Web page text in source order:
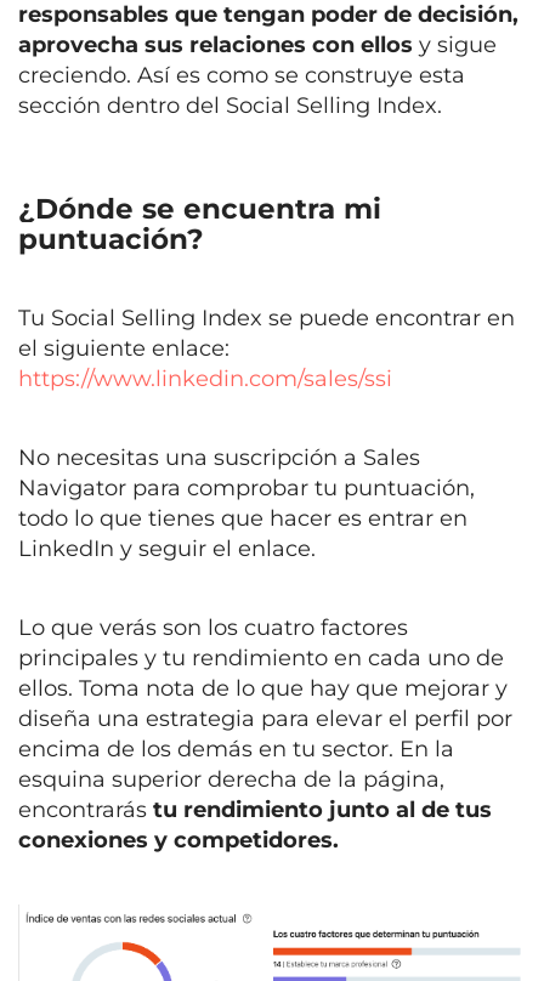
responsables que tengan poder de decisión,
aprovecha sus relaciones con ellos y sigue
creciendo. Así es como se construye esta
sección dentro del Social Selling Index.
¿Dónde se encuentra mi
puntuación?
Tu Social Selling Index se puede encontrar en
el siguiente enlace:
https://www.linkedin.com/sales/ssi
No necesitas una suscripción a Sales
Navigator para comprobar tu puntuación,
todo lo que tienes que hacer es entrar en
LinkedIn y seguir el enlace.
Lo que verás son los cuatro factores
principales y tu rendimiento en cada uno de
ellos. Toma nota de lo que hay que mejorar y
diseña una estrategia para elevar el perfil por
encima de los demás en tu sector. En la
esquina superior derecha de la página,
encontrarás tu rendimiento junto al de tus
conexiones y competidores.